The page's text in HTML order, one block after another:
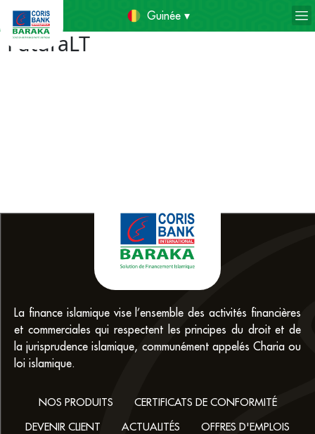
Guinée ▾
FuturaLT
La finance islamique vise l’ensemble des activités financières
et commerciales qui respectent les principes du droit et de
la jurisprudence islamique, communément appelés Charia ou
loi islamique.
NOS PRODUITS
CERTIFICATS DE CONFORMITÉ
DEVENIR CLIENT
ACTUALITÉS
OFFRES D'EMPLOIS